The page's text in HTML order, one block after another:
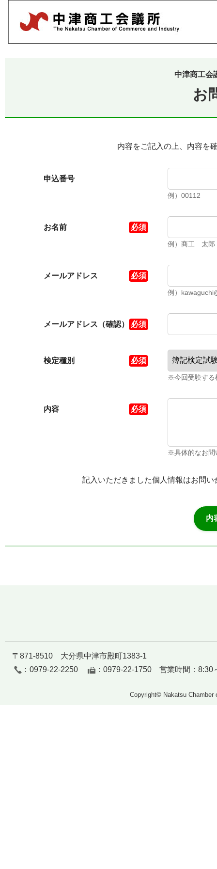
中津商工会
お
内容をご記入の上、内容を
申込番号
例）00112
お名前
例）商工 太郎
メールアドレス
例）
メールアドレス（確認）
検定種別
※今回受験する
内容
※具体的なお問
記入いただきました個人情報はお問
〒871-8510 大分県中津市殿町1383-1
：0979-22-2250
：0979-22-1750 営業時間：8:30
Copyright© Nakatsu